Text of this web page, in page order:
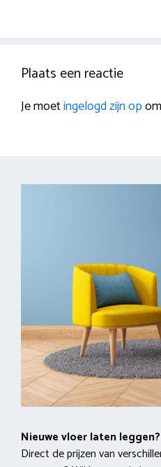
Plaats een reactie
Je moetingelogd zijn op
Nieuwe vloer laten leggen?
Direct de prijzen van